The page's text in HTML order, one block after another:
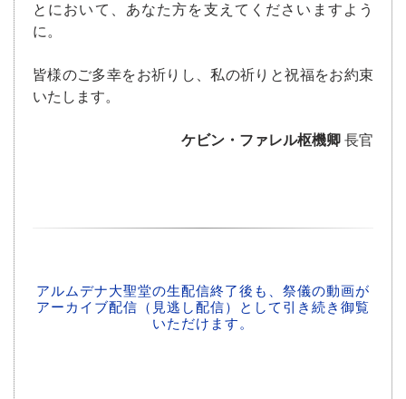
とにおいて、あなた方を支えてくださいますよう
に。
皆様のご多幸をお祈りし、私の祈りと祝福をお約束
いたします。
ケビン・ファレル枢機卿 長官
アルムデナ大聖堂の生配信終了後も、祭儀の動画が
アーカイブ配信（見逃し配信）として引き続き御覧
いただけます。